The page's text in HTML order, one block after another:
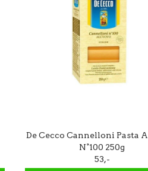
De Cecco Cannelloni Pasta
N°100 250g
53,-